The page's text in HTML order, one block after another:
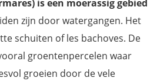
iseen moerassig gebied
zijn door watergangen. Het
schuiten of les bachoves. De
groentenpercelen waar
groeien door de vele